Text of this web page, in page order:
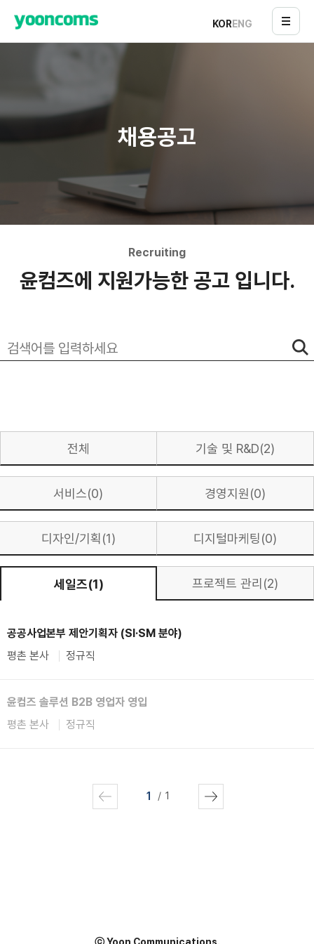
KORENG
채용공고
Recruiting
윤컴즈에 지원가능한 공고 입니다.
전체 기술 및 R&D(2)
서비스(0) 경영지원(0)
디자인/기획(1) 디지털마케팅(0)
세일즈(1) 프로젝트 관리(2)
공공사업본부 제안기획자 (SI·SM 분야)
평촌 본사
정규직
윤컴즈 솔루션 B2B 영업자 영입
평촌 본사
정규직
1 1